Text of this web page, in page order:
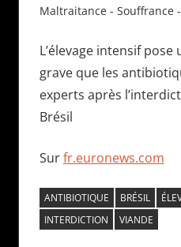
Maltraitance - Souffrance
L’élevage intensif
grave que les
experts après
Brésil
Surfr.euronews.com
ANTIBIOTIQUE BRÉSIL
INTERDICTION
VIANDE